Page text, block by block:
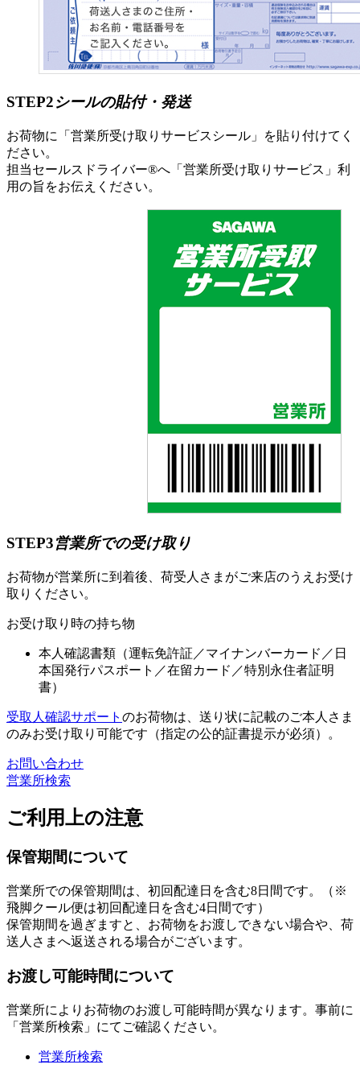
STEP2シールの貼付・発送
お荷物に「営業所受け取りサービスシール」を貼り付けてく
ださい。
担当セールスドライバー®へ「営業所受け取りサービス」利
用の旨をお伝えください。
STEP3営業所での受け取り
お荷物が営業所に到着後、荷受人さまがご来店のうえお受け
取りください。
お受け取り時の持ち物
本人確認書類（運転免許証／マイナンバーカード／日
本国発行パスポート／在留カード／特別永住者証明
書）
受取人確認サポート のお荷物は、送り状に記載のご本人さま
のみお受け取り可能です（指定の公的証書提示が必須）。
お問い合わせ
営業所検索
ご利用上の注意
保管期間について
営業所での保管期間は、初回配達日を含む8日間です。（※
飛脚クール便は初回配達日を含む4日間です）
保管期間を過ぎますと、お荷物をお渡しできない場合や、荷
送人さまへ返送される場合がございます。
お渡し可能時間について
営業所によりお荷物のお渡し可能時間が異なります。事前に
「営業所検索」にてご確認ください。
営業所検索